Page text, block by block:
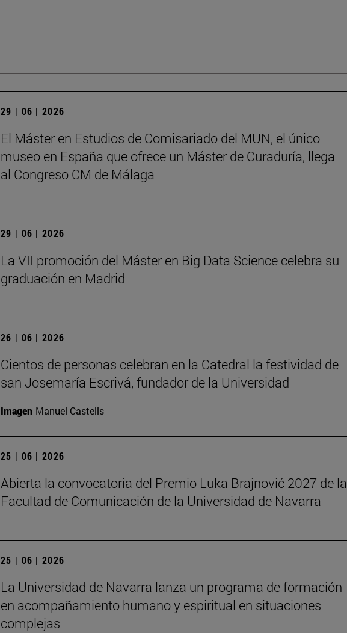
29 | 06 | 2026
El Máster en Estudios de Comisariado del MUN, el único
museo en España que ofrece un Máster de Curaduría, llega
al Congreso CM de Málaga
29 | 06 | 2026
La VII promoción del Máster en Big Data Science celebra su
graduación en Madrid
26 | 06 | 2026
Cientos de personas celebran en la Catedral la festividad de
san Josemaría Escrivá, fundador de la Universidad
Imagen Manuel Castells
25 | 06 | 2026
Abierta la convocatoria del Premio Luka Brajnović 2027 de la
Facultad de Comunicación de la Universidad de Navarra
25 | 06 | 2026
La Universidad de Navarra lanza un programa de formación
en acompañamiento humano y espiritual en situaciones
complejas